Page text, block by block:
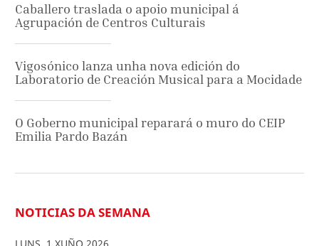
Caballero traslada o apoio municipal á
Agrupación de Centros Culturais
Vigosónico lanza unha nova edición do
Laboratorio de Creación Musical para a Mocidade
O Goberno municipal reparará o muro do CEIP
Emilia Pardo Bazán
NOTICIAS DA SEMANA